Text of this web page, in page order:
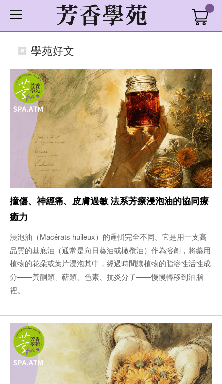
學苑好文
撞傷、神經痛、皮膚過敏 法系芳療浸泡油的協同療
癒力
浸泡油（Macérats huileux）的邏輯完全不同。它是用一支高
品質的基底油（通常是向日葵油或橄欖油）作為溶劑，將藥用
植物的花朵或葉片浸泡其中，經過時間讓植物的脂溶性活性成
分——黃酮類、萜類、色素、抗炎分子——慢慢轉移到油脂
裡。